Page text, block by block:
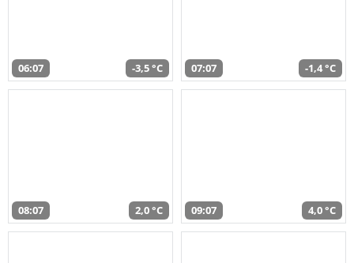
06:07 -3,5 °C 07:07 -1,4 °C
08:07 2,0 °C 09:07 4,0 °C